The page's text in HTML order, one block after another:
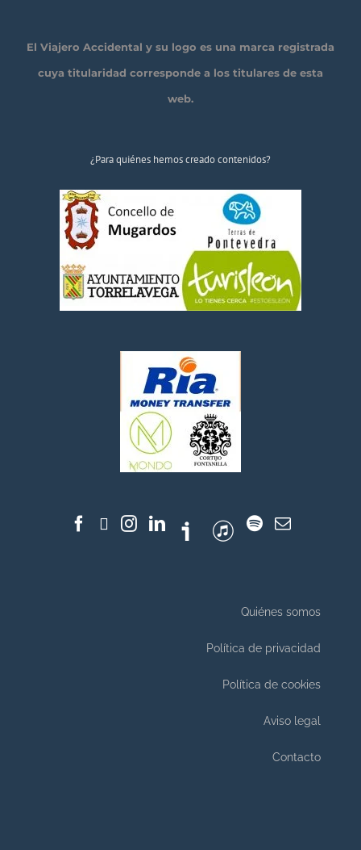
El Viajero Accidental y su logo es una marca registrada
cuya titularidad corresponde a los titulares de esta
web.
¿Para quiénes hemos creado contenidos?
Quiénes somos
Política de privacidad
Política de cookies
Aviso legal
Contacto